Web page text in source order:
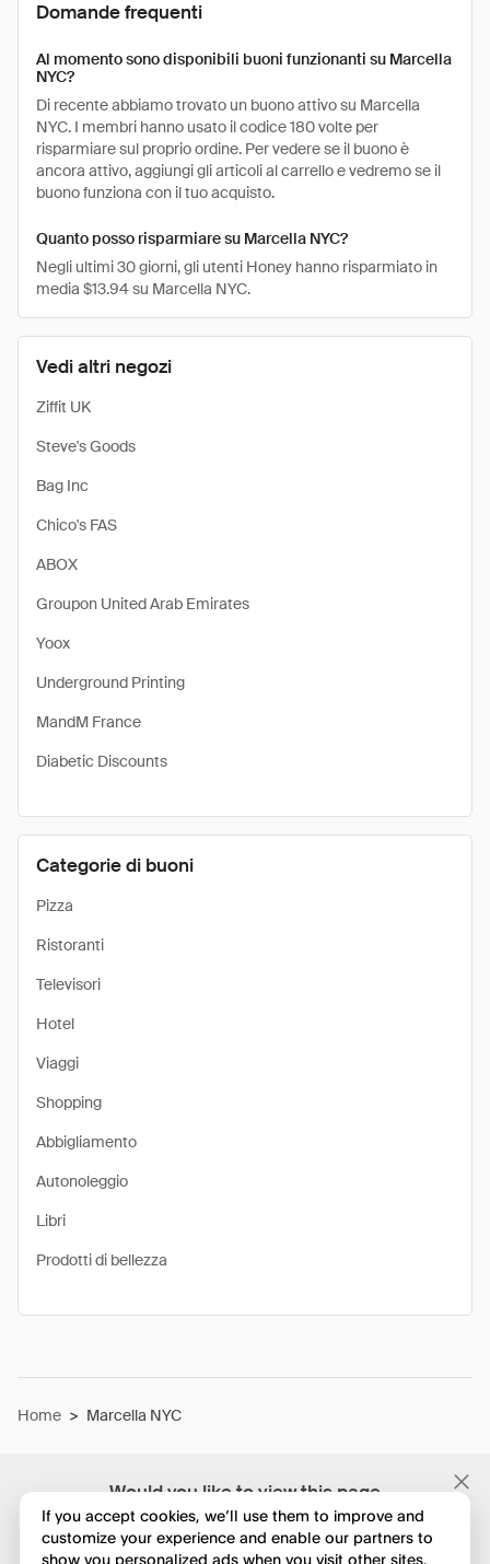
Would you like to view this page
in English?
Vedi altri negozi
Ziffit UK
Steve's Goods
Bag Inc
Chico's FAS
ABOX
Groupon United Arab Emirates
Yoox
Underground Printing
MandM France
Diabetic Discounts
Categorie di buoni
Pizza
Ristoranti
Televisori
Hotel
Viaggi
Shopping
Abbigliamento
Autonoleggio
Libri
Prodotti di bellezza
Domande frequenti
Al momento sono disponibili buoni funzionanti su Marcella
NYC?
Di recente abbiamo trovato un buono attivo su Marcella
NYC. I membri hanno usato il codice 180 volte per
risparmiare sul proprio ordine. Per vedere se il buono è
ancora attivo, aggiungi gli articoli al carrello e vedremo se il
buono funziona con il tuo acquisto.
Quanto posso risparmiare su Marcella NYC?
Negli ultimi 30 giorni, gli utenti Honey hanno risparmiato in
media $13.94 su Marcella NYC.
Home > Marcella NYC
If you accept cookies, we’ll use them to improve and
customize your experience and enable our partners to
show you personalized ads when you visit other sites.